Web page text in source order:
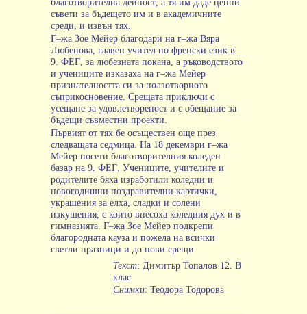
благотворителна дейност а тя им даде ценни
съвети за бъдещето им и в академичните
среди и извън тях
Г–жа Зое Мейер благодари на г–жа Вяра
Любенова главен учител по френски език в
9. ФЕГ за любезната покана а ръководството
и учениците изказаха на г–жа Мейер
признателността си за ползотворното
съприкосновение Срещата приключи с
усещане за удовлетвореност и с обещание за
бъдещи съвместни проекти
Първият от тях бе осъществен още през
следващата седмица На 18 декември г–жа
Мейер посети благотворителния коледен
базар на 9. ФЕГ Учениците учителите и
родителите бяха изработили коледни и
новогодишни поздравителни картички
украшения за елха сладки и солени
изкушения с които внесоха коледния дух и в
гимназията Г–жа Зое Мейер подкрепи
благородната кауза и пожела на всички
светли празници и до нови срещи
Текст: Димитър Топалов 12. В
клас
Снимки: Теодора Тодорова